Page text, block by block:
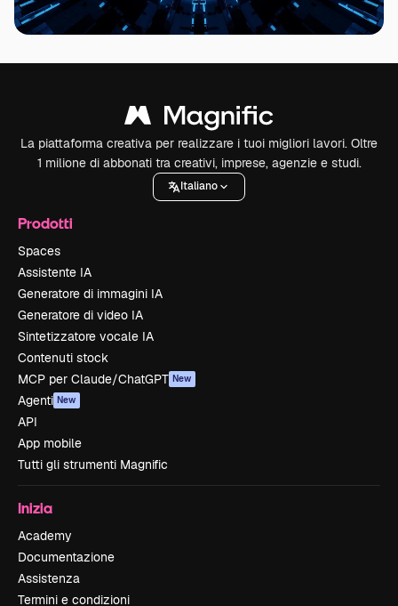
La piattaforma creativa per realizzare i tuoi migliori lavori. Oltre
1 milione di abbonati tra creativi, imprese, agenzie e studi.
Italiano
Prodotti
Spaces
Assistente IA
Generatore di immagini IA
Generatore di video IA
Sintetizzatore vocale IA
Contenuti stock
MCP per Claude/ChatGPT New
Agenti New
API
App mobile
Tutti gli strumenti Magnific
Inizia
Academy
Documentazione
Assistenza
Termini e condizioni